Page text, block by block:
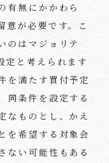
有無にかかわら
意が必要です。こ
のはマジョリテ
定と考えられます
を満たす買付予定
同条件を設定する
なものとし、かえ
を希望する対象会
ない可能性もある